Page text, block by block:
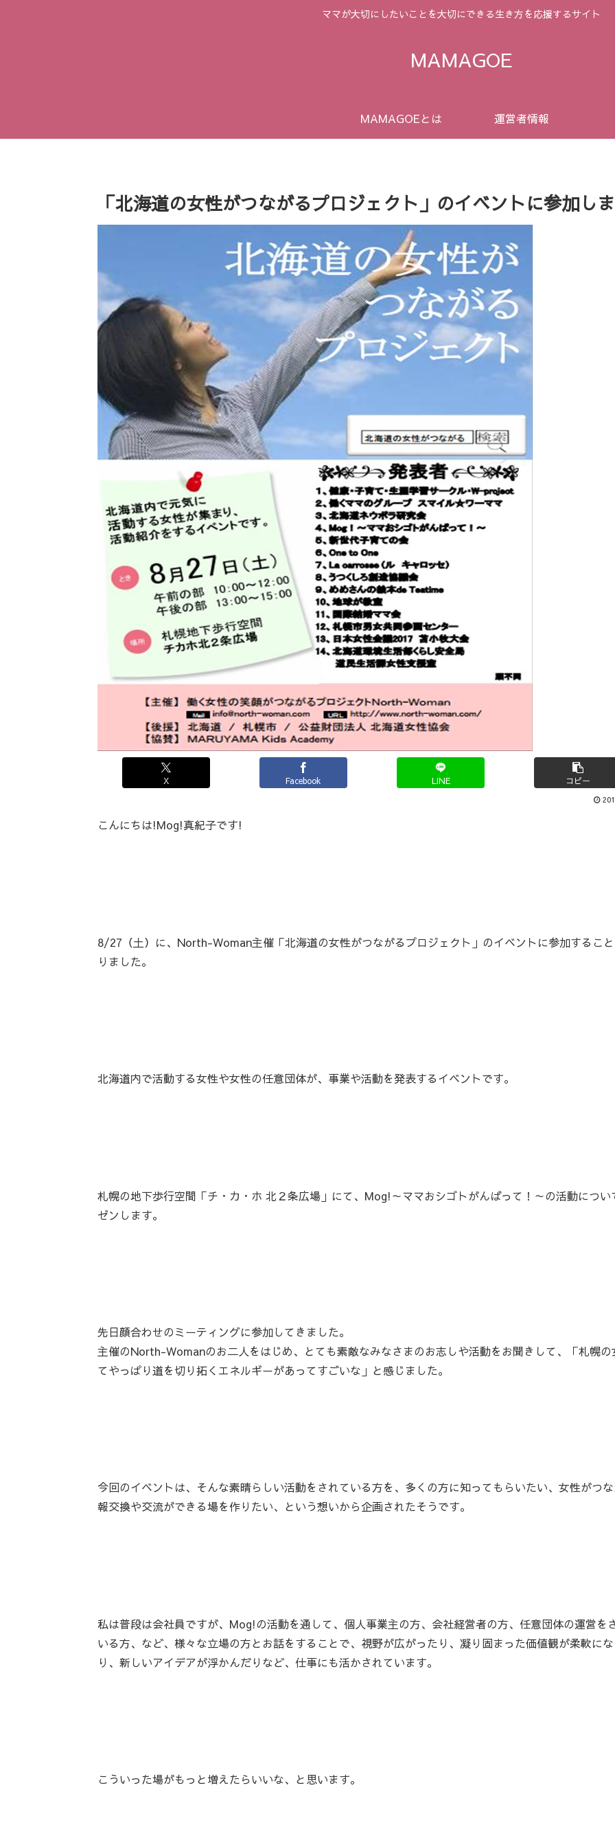
ママが大切にしたいことを大切にできる生き方を応援するサイト
MAMAGOE
MAMAGOEとは 運営者情報
「北海道の女性がつながるプロジェクト」のイベントに参加し
X Facebook LINE コピー
こんにちは!Mog!真紀子です!
8/27（土）に、North-Woman主催「北海道の女性がつながるプロジェクト」のイベントに参加するこ
りました。
北海道内で活動する女性や女性の任意団体が、事業や活動を発表するイベントです。
札幌の地下歩行空間「チ・カ・ホ 北２条広場」にて、Mog!～ママおシゴトがんばって！～の活動につい
ゼンします。
先日顔合わせのミーティングに参加してきました。
主催のNorth-Womanのお二人をはじめ、とても素敵なみなさまのお志しや活動をお聞きして、「札幌の
てやっぱり道を切り拓くエネルギーがあってすごいな」と感じました。
今回のイベントは、そんな素晴らしい活動をされている方を、多くの方に知ってもらいたい、女性がつ
報交換や交流ができる場を作りたい、という想いから企画されたそうです。
私は普段は会社員ですが、Mog!の活動を通して、個人事業主の方、会社経営者の方、任意団体の運営を
いる方、など、様々な立場の方とお話をすることで、視野が広がったり、凝り固まった価値観が柔軟に
り、新しいアイデアが浮かんだりなど、仕事にも活かされています。
こういった場がもっと増えたらいいな、と思います。